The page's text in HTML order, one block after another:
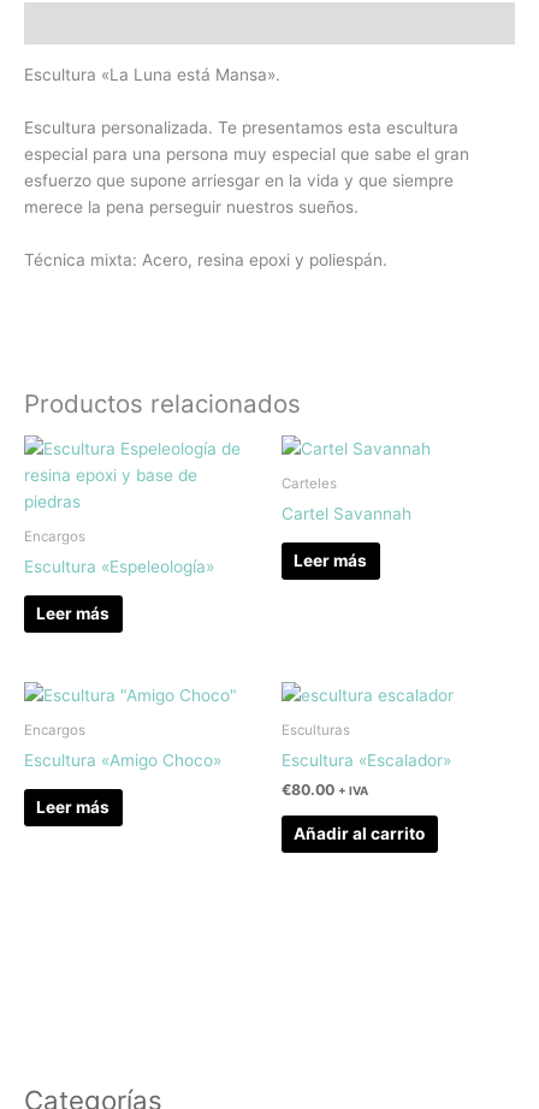
Categorías
Escultura «La Luna está Mansa».
Escultura personalizada. Te presentamos esta escultura
especial para una persona muy especial que sabe el gran
esfuerzo que supone arriesgar en la vida y que siempre
merece la pena perseguir nuestros sueños.
Técnica mixta: Acero, resina epoxi y poliespán.
Productos relacionados
Encargos
Escultura «Espeleología»
Leer más
Carteles
Cartel Savannah
Leer más
Encargos
Escultura «Amigo Choco»
Leer más
Esculturas
Escultura «Escalador»
€80.00 + IVA
Añadir al carrito